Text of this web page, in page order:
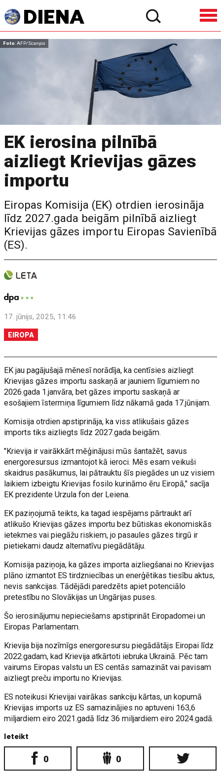
Foto: AFP/Scanpix
EK ierosina pilnībā
aizliegt Krievijas gāzes
importu
Eiropas Komisija (EK) otrdien ierosināja
līdz 2027.gada beigām pilnībā aizliegt
Krievijas gāzes importu Eiropas Savienībā
(ES).
17. jūnijs, 2025, 11:46
EIROPA
EK jau pagājušajā mēnesī norādīja, ka centīsies aizliegt
Krievijas gāzes importu saskaņā ar jauniem līgumiem no
2026.gada 1.janvāra, bet gāzes importu saskaņā ar
esošajiem īstermiņa līgumiem līdz nākamā gada 17.jūnijam.
Komisija otrdien apstiprināja, ka viss atlikušais gāzes
imports tiks aizliegts līdz 2027.gada beigām.
"Krievija ir vairākkārt mēģinājusi mūs šantažēt, savus
energoresursus izmantojot kā ieroci. Mēs esam veikuši
skaidrus pasākumus, lai pātrauktu šīs piegādes un uz visiem
laikiem izbeigtu Krievijas fosilo kurināmo ēru Eiropā," sacīja
EK prezidente Urzula fon der Leiena.
EK paziņojumā teikts, ka tagad iespējams pārtraukt arī
atlikušo Krievijas gāzes importu bez būtiskas ekonomiskās
ietekmes vai piegāžu riskiem, jo pasaules gāzes tirgū ir
pietiekami daudz alternatīvu piegādātāju.
Komisija paziņoja, ka gāzes importa aizliegšanai no Krievijas
plāno izmantot ES tirdzniecības un enerģētikas tiesību aktus,
nevis sankcijas. Tādējādi paredzēts apiet potenciālo
pretestību no Slovākijas un Ungārijas puses.
Šo ierosinājumu nepieciešams apstiprināt Eiropadomei un
Eiropas Parlamentam.
Krievija bija nozīmīgs energoresursu piegādātājs Eiropai līdz
2022.gadam, kad Krievija atkārtoti iebruka Ukrainā. Pēc tam
vairums Eiropas valstu un ES centās samazināt vai pavisam
aizliegt preču importu no Krievijas.
ES noteikusi Krievijai vairākas sankciju kārtas, un kopumā
Krievijas imports uz ES samazinājies no aptuveni 163,6
miljardiem eiro 2021.gadā līdz 36 miljardiem eiro 2024.gadā.
Ieteikt
0 0